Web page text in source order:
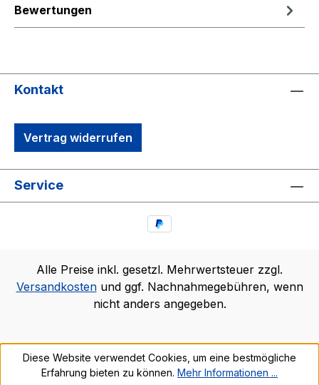
Bewertungen
Kontakt
Vertrag widerrufen
Service
Alle Preise inkl. gesetzl. Mehrwertsteuer zzgl.
Versandkostenund ggf. Nachnahmegebühren, wenn
nicht anders angegeben.
Diese Website verwendet Cookies, um eine bestmögliche
Erfahrung bieten zu können. Mehr Informationen ...